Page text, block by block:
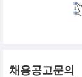
채용공고문의